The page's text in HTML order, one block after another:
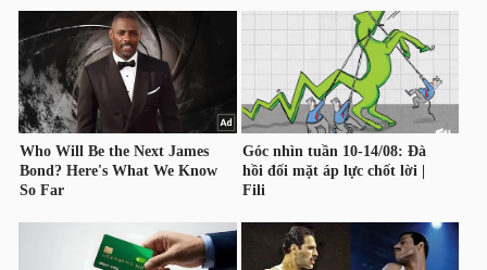
TRUY
XUẤT
DỮ
LIỆU
Ngành
(-)